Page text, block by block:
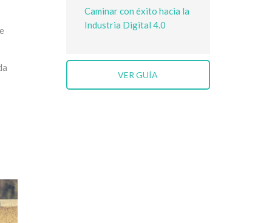
Caminar con éxito hacia la
Industria Digital 4.0
VER GUÍA